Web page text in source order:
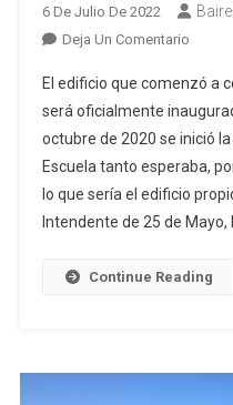
6 De Julio De 2022
Deja Un ComentarioEn
El
Lunes
El
Nuevo
De
El edificio que comenzó a
será oficialmente
octubre de 2020 se inició
Escuela tanto esperaba,
lo que sería el edificio
Intendente de 25 de Mayo,
Continue Reading